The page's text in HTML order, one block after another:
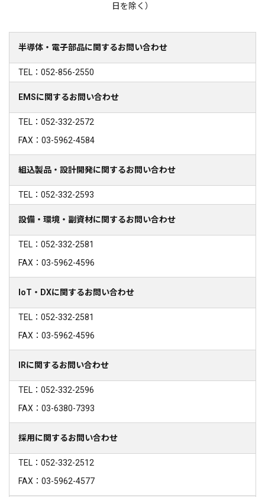
日を除く）
半導体・電子部品に関するお問い合わせ
TEL：052-856-2550
EMSに関するお問い合わせ
TEL：052-332-2572
FAX：03-5962-4584
組込製品・設計開発に関するお問い合わせ
TEL：052-332-2593
設備・環境・副資材に関するお問い合わせ
TEL：052-332-2581
FAX：03-5962-4596
IoT・DXに関するお問い合わせ
TEL：052-332-2581
FAX：03-5962-4596
IRに関するお問い合わせ
TEL：052-332-2596
FAX：03-6380-7393
採用に関するお問い合わせ
TEL：052-332-2512
FAX：03-5962-4577